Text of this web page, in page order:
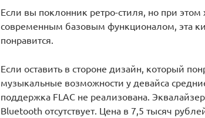
Если вы поклонник ретро-стиля, но при этом
современным базовым функционалом, эта
понравится.
Если оставить в стороне дизайн, который
музыкальные возможности у девайса
поддержка FLAC не реализована.
Bluetooth отсутствует. Цена в 7,5 тысяч